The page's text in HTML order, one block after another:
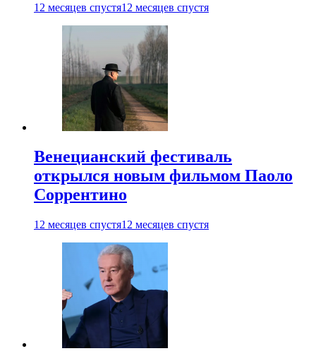
12 месяцев спустя12 месяцев спустя
Венецианский фестиваль
открылся новым фильмом Паоло
Соррентино
12 месяцев спустя12 месяцев спустя